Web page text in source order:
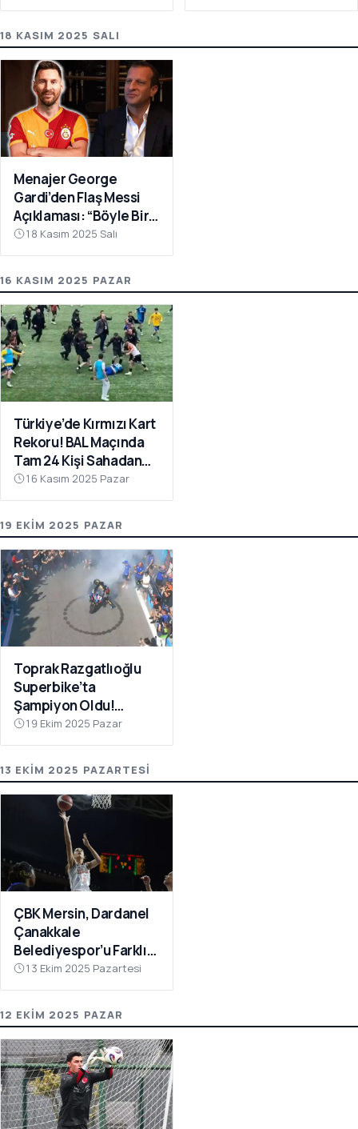
18 KASIM 2025 SALI
Menajer George
Gardi’den Flaş Messi
Açıklaması: “Böyle Bir
Fırsat Olursa,
Galatasaray İçin
18 Kasım 2025 Salı
16 KASIM 2025 PAZAR
Türkiye’de Kırmızı Kart
Rekoru! BAL Maçında
Tam 24 Kişi Sahadan
Atıldı
16 Kasım 2025 Pazar
19 EKIM 2025 PAZAR
Toprak Razgatlıoğlu
Superbike’ta
Şampiyon Oldu!
Rakibinin Skandal
Hamlesi Tepki Çekti
19 Ekim 2025 Pazar
13 EKIM 2025 PAZARTESI
ÇBK Mersin, Dardanel
Çanakkale
Belediyespor’u Farklı
Geçti: 112-78
13 Ekim 2025 Pazartesi
12 EKIM 2025 PAZAR